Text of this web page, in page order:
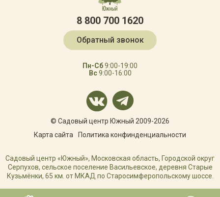
8 800 700 1620
Обратный звонок
Пн-Сб9:00-19:00
Вс9:00-16:00
© Садовый центр Южный 2009-2026
Карта сайта
Политика конфинденциальности
Садовый центр «Южный», Московская область, Городской округ
Серпухов, сельское поселение Васильевское, деревня Старые
Кузьмёнки, 65 км. от МКАД по Старосимферопольскому шоссе.